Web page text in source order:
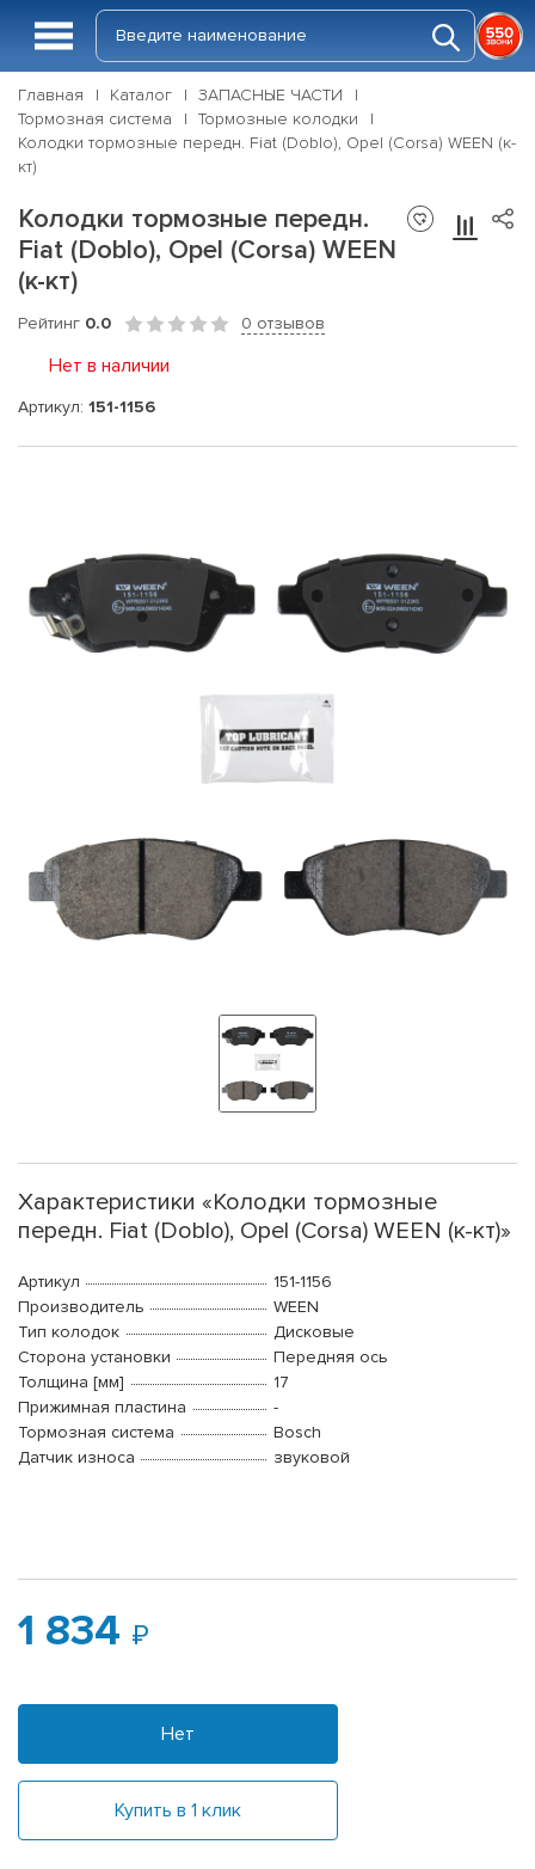
Главная Каталог
ЗАПАСНЫЕ ЧАСТИ
Тормозная система
Тормозные колодки
Колодки тормозные передн. Fiat (Doblo), Opel (Corsa) WEEN (к-
кт)
Колодки тормозные передн.
Fiat (Doblo), Opel (Corsa) WEEN
(к-кт)
Рейтинг 0.0 0 отзывов
Нет в наличии
Артикул: 151-1156
Характеристики «Колодки тормозные
передн. Fiat (Doblo), Opel (Corsa) WEEN (к-кт)»
Артикул
151-1156
Производитель
WEEN
Тип колодок
Дисковые
Сторона установки
Передняя ось
Толщина [мм]
17
Прижимная пластина
-
Тормозная система
Bosch
Датчик износа
звуковой
1 834
Нет
Купить в 1 клик